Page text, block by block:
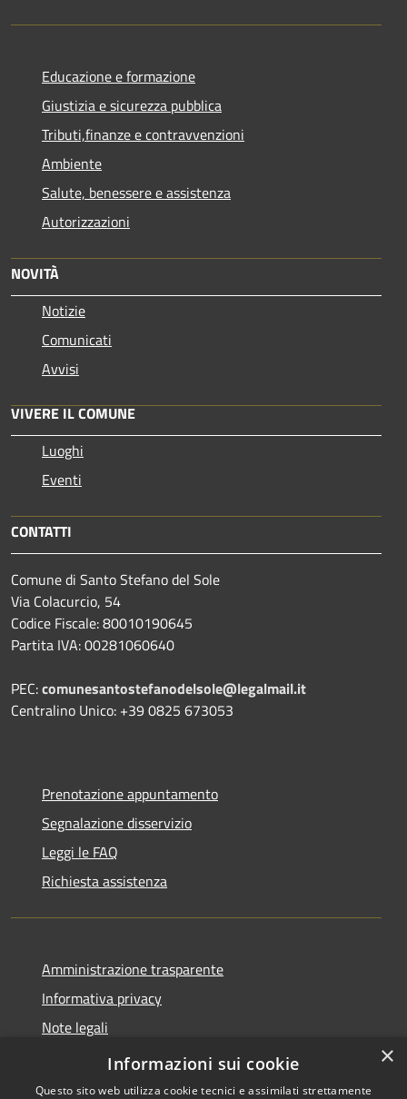
Educazione e formazione
Giustizia e sicurezza pubblica
Tributi,finanze e contravvenzioni
Ambiente
Salute, benessere e assistenza
Autorizzazioni
NOVITÀ
Notizie
Comunicati
Avvisi
VIVERE IL COMUNE
Luoghi
Eventi
CONTATTI
Comune di Santo Stefano del Sole
Via Colacurcio, 54
Codice Fiscale: 80010190645
Partita IVA: 00281060640
PEC:comunesantostefanodelsole@legalmail.it
Centralino Unico: +39 0825 673053
Prenotazione appuntamento
Segnalazione disservizio
Leggi le FAQ
Richiesta assistenza
Amministrazione trasparente
Informativa privacy
Note legali
Dichiarazione di accessibilità
×
Informazioni sui cookie
Questo sito web utilizza cookie tecnici e assimilati strettamente